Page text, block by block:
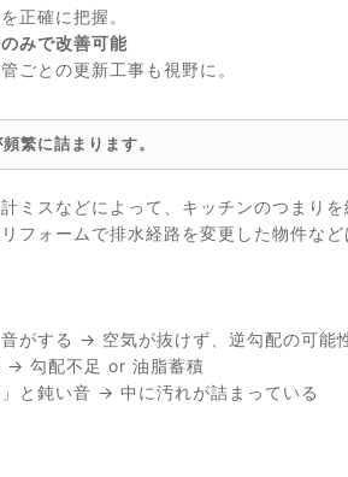
正確に把握。
みで改善可能
ごとの更新工事も視野に。
繁に詰まります。
ミスなどによって、キッチンのつまり
フォームで排水経路を変更した物件な
がする → 空気が抜けず、逆勾配の可能
→ 勾配不足 or 油脂蓄積
と鈍い音 → 中に汚れが詰まっている